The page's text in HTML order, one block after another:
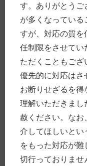
企業・経営
交通事故
高齢の方につ
お金のこと
働くこと、仕
その他
タグ
事務所 (43)
豊前 (42)
交通事故 (31)
す。ありがとうご
が多くなってい
すが、対応の質を
任制限をさせてい
ただくこともご
優先的に対応はさ
お断りせざるを
理解いただきまし
赦ください。なお
介してほしいと
をもった対応が
切行っておりませ